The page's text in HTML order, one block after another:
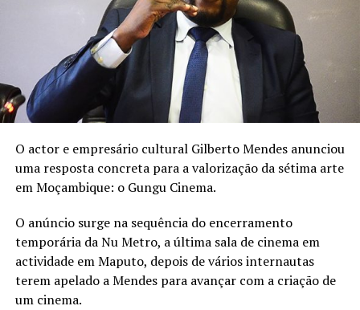
“O leite materno é precioso
e é o melhor do mundo nos
primeiros seis meses de
vida do bebé”, reforça a
artista na publicação.
A Semana Mundial do Aleitamento Materno decorre
vida sustentável: fortaleça o que funciona.”
O actor e empresário cultural Gilberto Mendes anunciou
uma resposta concreta para a valorização da sétima arte
em Moçambique: o Gungu Cinema.
O anúncio surge na sequência do encerramento
temporária da Nu Metro, a última sala de cinema em
actividade em Maputo, depois de vários internautas
terem apelado a Mendes para avançar com a criação de
um cinema.